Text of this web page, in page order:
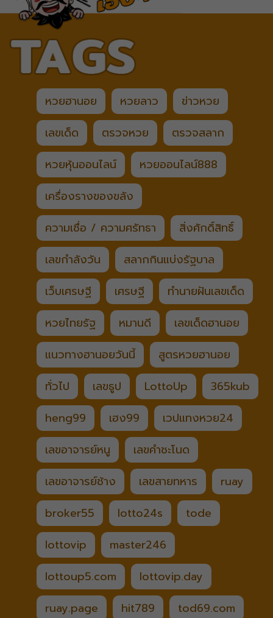
หวยฮานอย หวยลาว
ข่าวหวย
เลขเด็ด
ตรวจหวย
ตรวจสลาก
หวยหุ้นออนไลน์
หวยออนไลน์888
เครื่องรางของขลัง
ความเชื่อ / ความศรัทธา
สิ่งศักดิ์สิทธิ์
เลขกำลังวัน
สลากกินแบ่งรัฐบาล
เว็บเศรษฐี
เศรษฐี
ทำนายฝันเลขเด็ด
หวยไทยรัฐ
หมานดี
เลขเด็ดฮานอย
แนวทางฮานอยวันนี้
สูตรหวยฮานอย
ทั่วไป
เลขธูป LottoUp
365kub
heng99
เฮง99
เวปแทงหวย24
เลขอาจารย์หนู
เลขคำชะโนด
เลขอาจารย์ช้าง
เลขสายทหาร
ruay
broker55
lotto24s
tode
lottovip
master246
lottoup5.com
lottovip.day
ruay.page
hit789
tod69.com